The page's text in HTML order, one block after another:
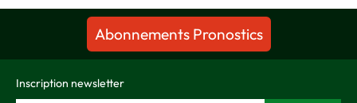
Abonnements Pronostics
Inscription newsletter